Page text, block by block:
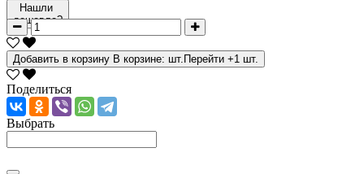
Нашли
дешевле?
Добавить в корзину В корзине: шт. Перейти +1 шт.
Поделиться
Выбрать